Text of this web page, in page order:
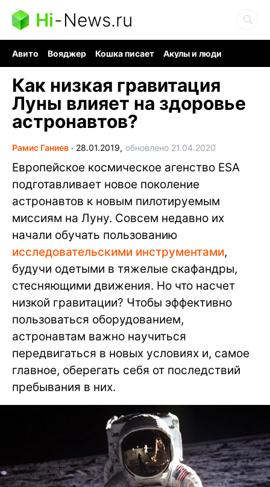
Hi-News.ru
Авито Вояджер Кошка писает
Акулы и люди
Как низкая гравитация
Луны влияет на здоровье
астронавтов?
Рамис Ганиев ∙ 28.01.2019, обновлено 21.04.2020
Европейское космическое агенство ESA
подготавливает новое поколение
астронавтов к новым пилотируемым
миссиям на Луну. Совсем недавно их
начали обучать пользованию
исследовательскими инструментами,
будучи одетыми в тяжелые скафандры,
стесняющими движения. Но что насчет
низкой гравитации? Чтобы эффективно
пользоваться оборудованием,
астронавтам важно научиться
передвигаться в новых условиях и, самое
главное, оберегать себя от последствий
пребывания в них.